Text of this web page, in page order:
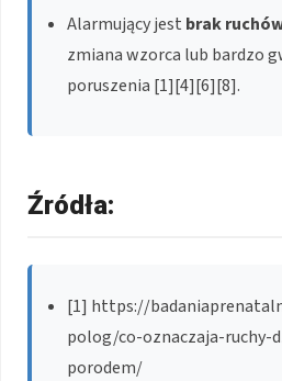
Alarmujący jest brak
zmiana wzorca lub bardzo
poruszenia [1][4][6][8].
Źródła:
[1] https://
polog/co-oznaczaja-ruchy-
porodem/